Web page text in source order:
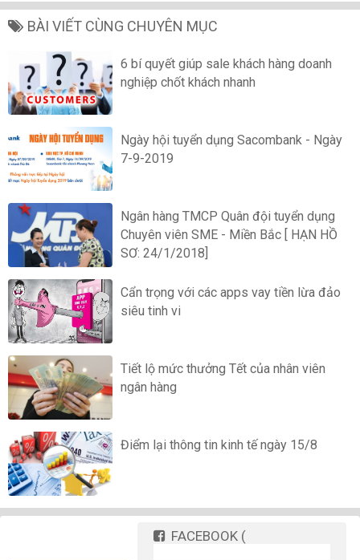
BÀI VIẾT CÙNG CHUYÊN MỤC
6 bí quyết giúp sale khách hàng doanh
nghiệp chốt khách nhanh
Ngày hội tuyển dụng Sacombank - Ngày
7-9-2019
Ngân hàng TMCP Quân đội tuyển dụng
Chuyên viên SME - Miền Bắc [ HẠN HỒ
SƠ: 24/1/2018]
Cẩn trọng với các apps vay tiền lừa đảo
siêu tinh vi
Tiết lộ mức thưởng Tết của nhân viên
ngân hàng
Điểm lại thông tin kinh tế ngày 15/8
FACEBOOK (